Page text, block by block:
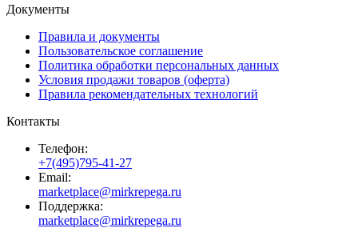
Документы
Правила и документы
Пользовательское соглашение
Политика обработки персональных данных
Условия продажи товаров (оферта)
Правила рекомендательных технологий
Контакты
Телефон:
+7(495)795-41-27
Email:
marketplace@mirkrepega.ru
Поддержка:
marketplace@mirkrepega.ru